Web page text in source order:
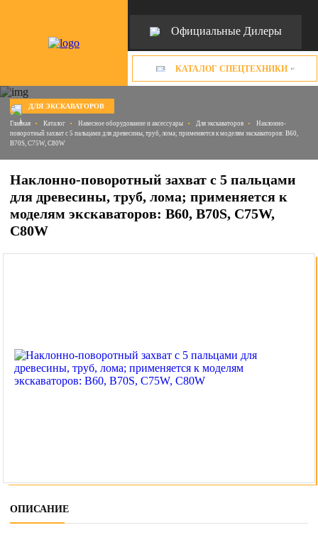
Официальные Дилеры
КАТАЛОГ СПЕЦТЕХНИКИ
ДЛЯ ЭКСКАВАТОРОВ
Главная Каталог Навесное оборудование и аксессуары Для экскаваторов
Наклонно-
поворотный захват с 5 пальцами для древесины, труб, лома; применяется к моделям экскаваторов: B60,
B70S, C75W, C80W
Наклонно-поворотный захват с 5 пальцами
для древесины, труб, лома; применяется к
моделям экскаваторов: B60, B70S, C75W,
C80W
ОПИСАНИЕ